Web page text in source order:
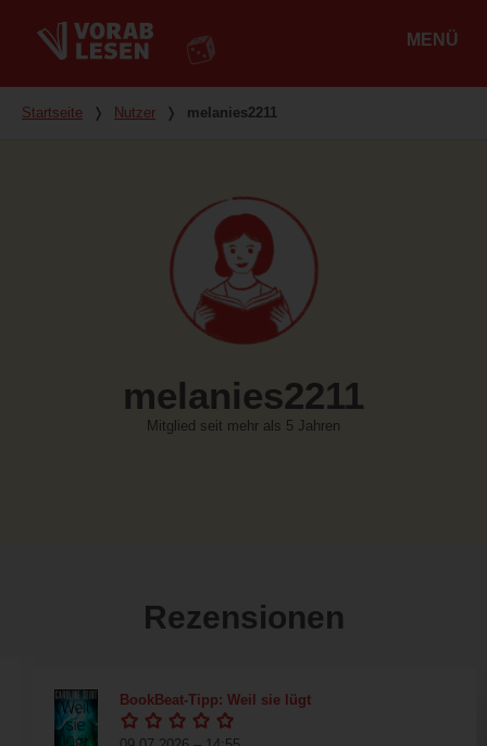
MENÜ
Du bist hier
Startseite ❭ Nutzer ❭ melanies2211
melanies2211
Mitglied seit mehr als 5 Jahren
Rezensionen
BookBeat-Tipp: Weil sie lügt